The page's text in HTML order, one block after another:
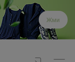
Жми